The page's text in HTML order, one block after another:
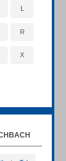
L
R
X